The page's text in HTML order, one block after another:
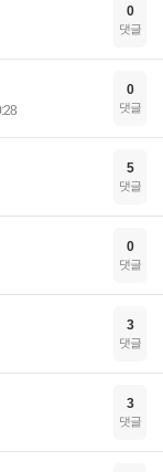
0
댓글
0
댓글
5
댓글
0
댓글
3
댓글
3
댓글